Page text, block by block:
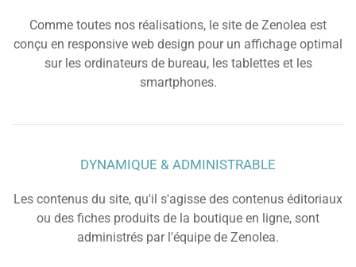
Comme toutes nos réalisations, le site de Zenolea est
conçu en responsive web design pour un affichage optimal
sur les ordinateurs de bureau, les tablettes et les
smartphones.
DYNAMIQUE & ADMINISTRABLE
Les contenus du site, qu'il s'agisse des contenus éditoriaux
ou des fiches produits de la boutique en ligne, sont
administrés par l'équipe de Zenolea.